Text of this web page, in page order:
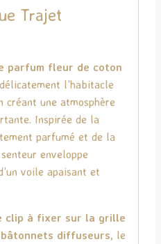
Trajet
parfum fleur de coton
l’habitacle
une atmosphère
Inspirée de la
parfumé et de la
enveloppe
voile apaisant et
clip à fixer sur la grille
bâtonnets diffuseurs, le